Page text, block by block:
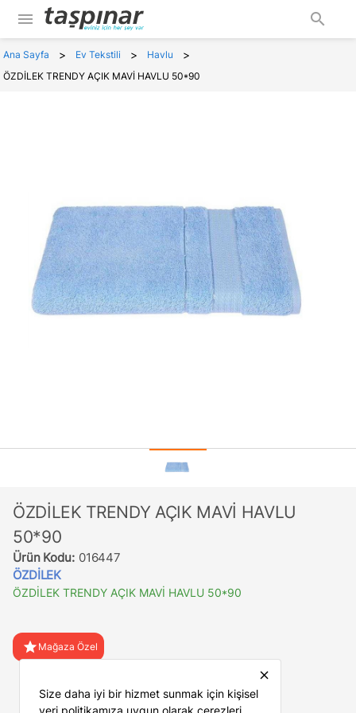
menu search
Ana Sayfa > Ev Tekstili > Havlu >
ÖZDİLEK TRENDY AÇIK MAVİ HAVLU 50*90
ÖZDİLEK TRENDY AÇIK MAVİ HAVLU
50*90
Ürün Kodu: 016447
ÖZDİLEK
ÖZDİLEK TRENDY AÇIK MAVİ HAVLU 50*90
star Mağaza Özel
close
Size daha iyi bir hizmet sunmak için kişisel
veri politikamıza uygun olarak çerezleri